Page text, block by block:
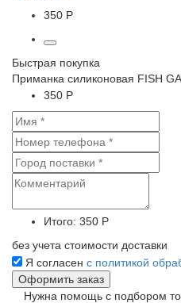
350 Р
Быстрая покупка
Приманка силиконовая FISH
350 Р
Итого: 350 Р
без учета стоимости доставки
Я согласен с политикой
Нужна помощь с подбором